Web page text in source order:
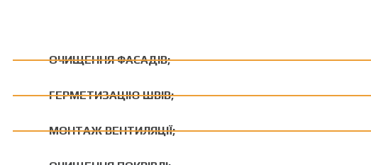
ОЧИЩЕННЯ ФАСАДІВ;
ГЕРМЕТИЗАЦІЮ ШВІВ;
МОНТАЖ ВЕНТИЛЯЦІЇ;